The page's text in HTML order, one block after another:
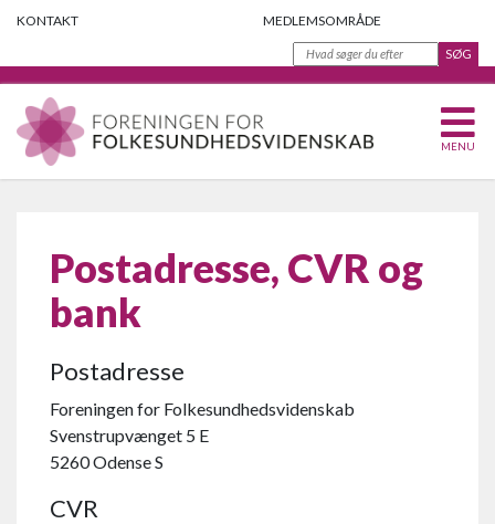
KONTAKT MEDLEMSOMRÅDE
MENU
Postadresse, CVR og
bank
Postadresse
Foreningen for Folkesundhedsvidenskab
Svenstrupvænget 5 E
5260 Odense S
CVR